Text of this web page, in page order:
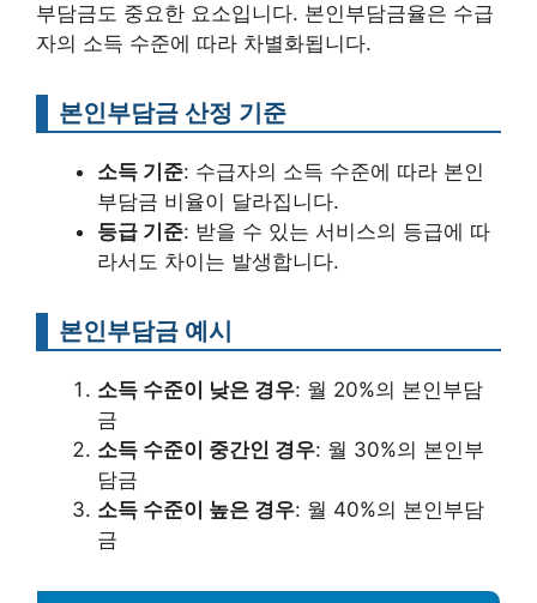
부담금도 중요한 요소입니다. 본인부담금율은 수급
자의 소득 수준에 따라 차별화됩니다.
본인부담금 산정 기준
소득 기준: 수급자의 소득 수준에 따라 본인
부담금 비율이 달라집니다.
등급 기준: 받을 수 있는 서비스의 등급에 따
라서도 차이는 발생합니다.
본인부담금 예시
소득 수준이 낮은 경우: 월 20%의 본인부담
금
소득 수준이 중간인 경우: 월 30%의 본인부
담금
소득 수준이 높은 경우: 월 40%의 본인부담
금